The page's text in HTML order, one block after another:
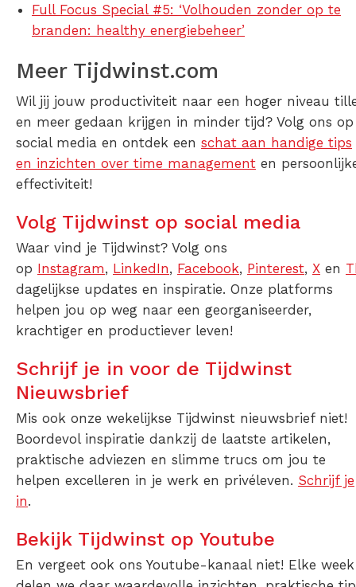
Full Focus Special #5: ‘Volhouden zonder op te
branden: healthy energiebeheer’
Meer Tijdwinst.com
Wil jij jouw productiviteit naar een hoger niveau
en meer gedaan krijgen in minder tijd? Volg ons op
social media en ontdek een schat aan handige tips
en inzichten over time management en
effectiviteit!
Volg Tijdwinst op social media
Waar vind je Tijdwinst? Volg ons
op Instagram, LinkedIn, Facebook, Pinterest, X en
dagelijkse updates en inspiratie. Onze platforms
helpen jou op weg naar een georganiseerder,
krachtiger en productiever leven!
Schrijf je in voor de Tijdwinst
Nieuwsbrief
Mis ook onze wekelijkse Tijdwinst nieuwsbrief niet!
Boordevol inspiratie dankzij de laatste artikelen,
praktische adviezen en slimme trucs om jou te
helpen excelleren in je werk en privéleven. Schrijf je
in.
Bekijk Tijdwinst op Youtube
En vergeet ook ons Youtube-kanaal niet! Elke week